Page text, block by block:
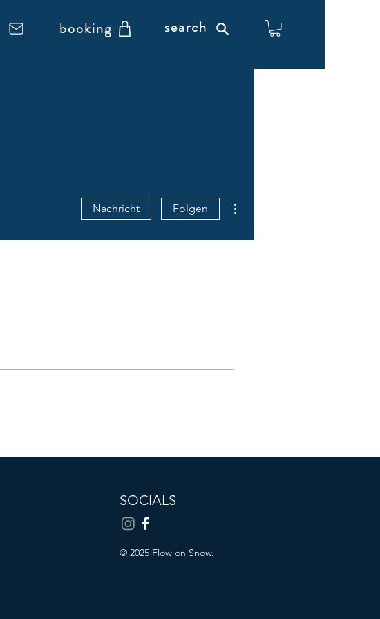
booking search
Nachricht Folgen
SOCIALS
© 2025 Flow on Snow.